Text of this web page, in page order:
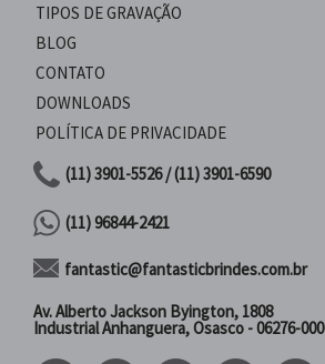
TIPOS DE GRAVAÇÃO
BLOG
CONTATO
DOWNLOADS
POLÍTICA DE PRIVACIDADE
(11) 3901-5526 / (11) 3901-6590
(11) 96844-2421
fantastic@fantasticbrindes.com.br
Av. Alberto Jackson Byington, 1808
Industrial Anhanguera, Osasco - 06276-000